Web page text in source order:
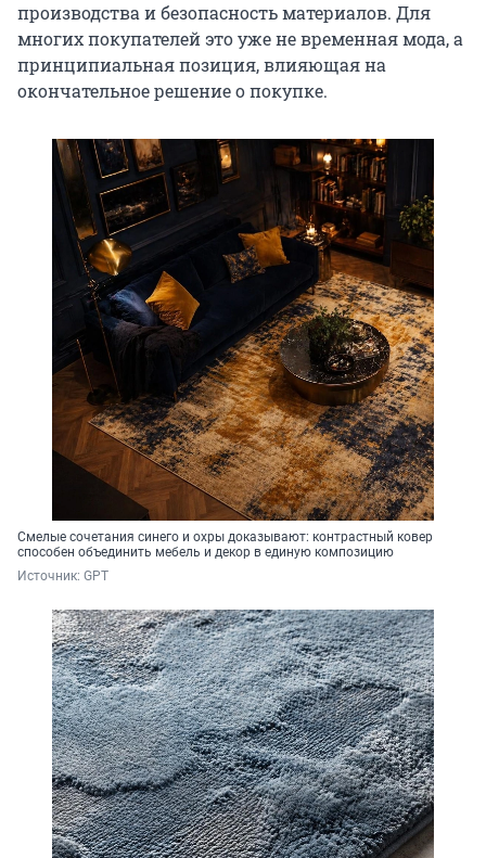
производства и безопасность материалов. Для
многих покупателей это уже не временная мода, а
принципиальная позиция, влияющая на
окончательное решение о покупке.
Смелые сочетания синего и охры доказывают: контрастный ковер
способен объединить мебель и декор в единую композицию
Источник: GPT